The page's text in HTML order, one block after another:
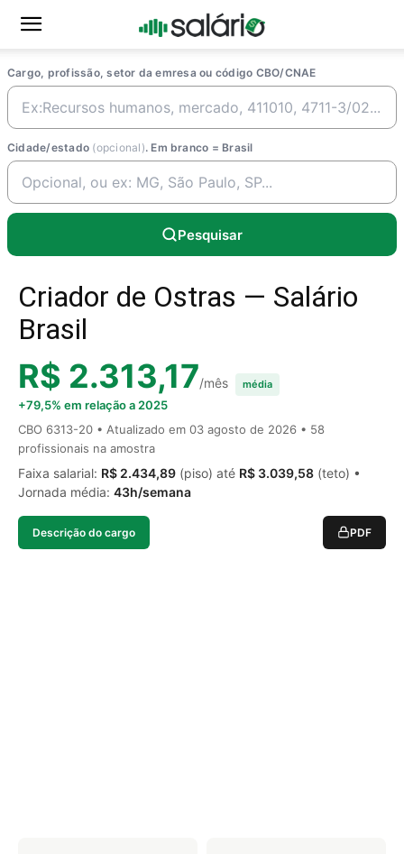
Cargo, profissão, setor da emresa ou código CBO/CNAE
Cidade/estado (opcional). Em branco = Brasil
Pesquisar
Criador de Ostras — Salário
Brasil
R$ 2.313,17/mês média
+79,5% em relação a 2025
CBO 6313-20 • Atualizado em 03 agosto de 2026 • 58
profissionais na amostra
Faixa salarial: R$ 2.434,89 (piso) até R$ 3.039,58 (teto) •
Jornada média: 43h/semana
Descrição do cargo PDF